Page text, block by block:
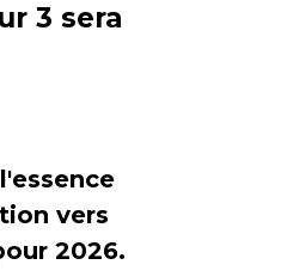
3 sera
vers
2026.